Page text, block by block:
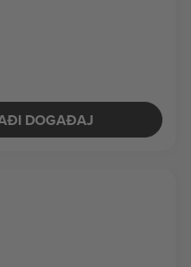
DOGAĐAJ